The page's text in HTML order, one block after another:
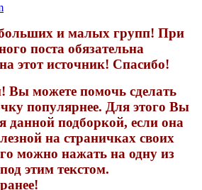
и малых групп! При
поста обязательна
этот источник! Спасибо!
Вы можете помочь сделать
популярнее. Для этого Вы
данной подборкой, если она
на страничках своих
можно нажать на одну из
этим текстом.